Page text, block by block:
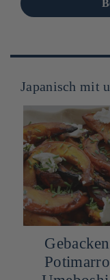
Japanisch mit